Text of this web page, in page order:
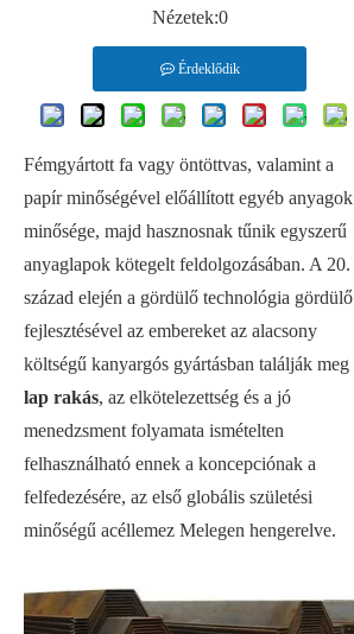
Nézetek:0
Érdeklődik
Fémgyártott fa vagy öntöttvas, valamint a
papír minőségével előállított egyéb anyagok
minősége, majd hasznosnak tűnik egyszerű
anyaglapok kötegelt feldolgozásában. A 20.
század elején a gördülő technológia gördülő
fejlesztésével az embereket az alacsony
költségű kanyargós gyártásban találják meg
lap rakás, az elkötelezettség és a jó
menedzsment folyamata ismételten
felhasználható ennek a koncepciónak a
felfedezésére, az első globális születési
minőségű acéllemez Melegen hengerelve.